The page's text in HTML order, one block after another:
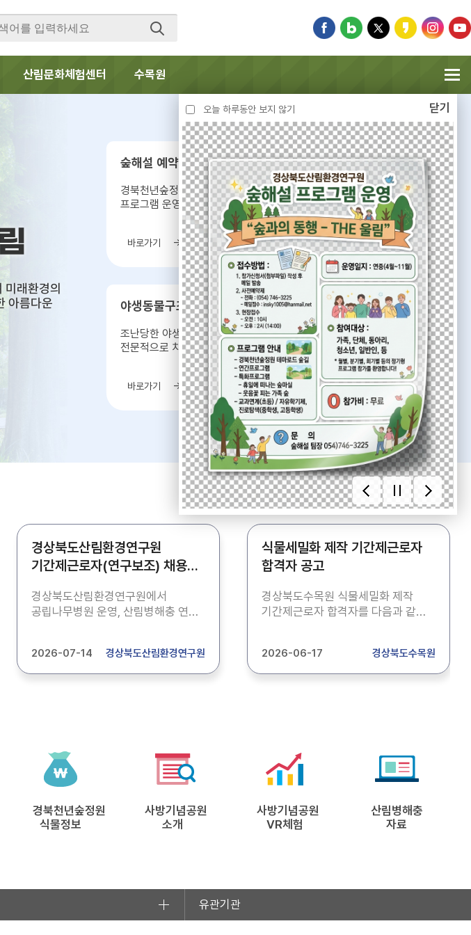
오늘 하루동안 보지 않기 닫기
산림문화체험센터 수목원
래환경의
아름다운
숲해설 예약
경북천년숲정원 숲해설
프로그램 운영
바로가기
경상북도 자연휴양림
경상북도에서 운영 중인 국립,
공립 자연휴양림
바로가기
야생동물구조센터
조난당한 야생동물을
전문적으로 치료, 재활훈련하여
바로가기
수목원 관람분원
수목원에서 볼 수 있는
관람분원들
바로가기
경상북도산림환경연구원
기간제근로자(연구보조) 채용
경상북도산림환경연구원에서
공립나무병원 운영, 산림병해충 연구,
상세내용은 첨부파일에서 확인하시기
바랍니다.
2026-07-14 경상북도산림환경연구원
식물세밀화 제작 기간제근로자
합격자 공고
경상북도수목원 식물세밀화 제작
기간제근로자 합격자를 다음과 같이
경상북도수목원관리소장
2026-06-17 경상북도수목원
경북천년숲정원
식물정보
사방기념공원
소개
사방기념공원
VR체험
산림병해충
자료
유관기관